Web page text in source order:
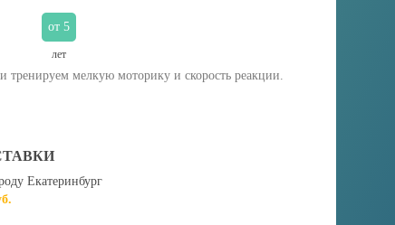
от 5
лет
тренируем мелкую моторику и скорость реакции.
Екатеринбург